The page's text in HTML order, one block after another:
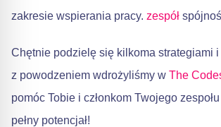
zakresie wspierania pracy. zespół
Chętnie podzielę się kilkoma strategiami
z powodzeniem wdrożyliśmy w The
pomóc Tobie i członkom Twojego
pełny potencjał!